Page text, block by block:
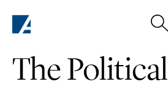
The Political